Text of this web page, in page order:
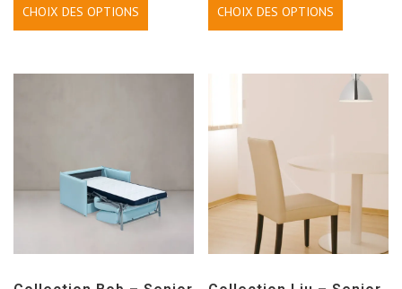
CHOIX DES OPTIONS CHOIX DES OPTIONS